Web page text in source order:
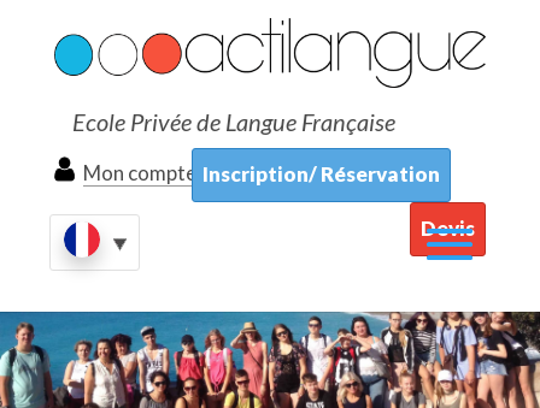
Ecole Privée de Langue Française
Mon compte Inscription/ Réservation
Devis